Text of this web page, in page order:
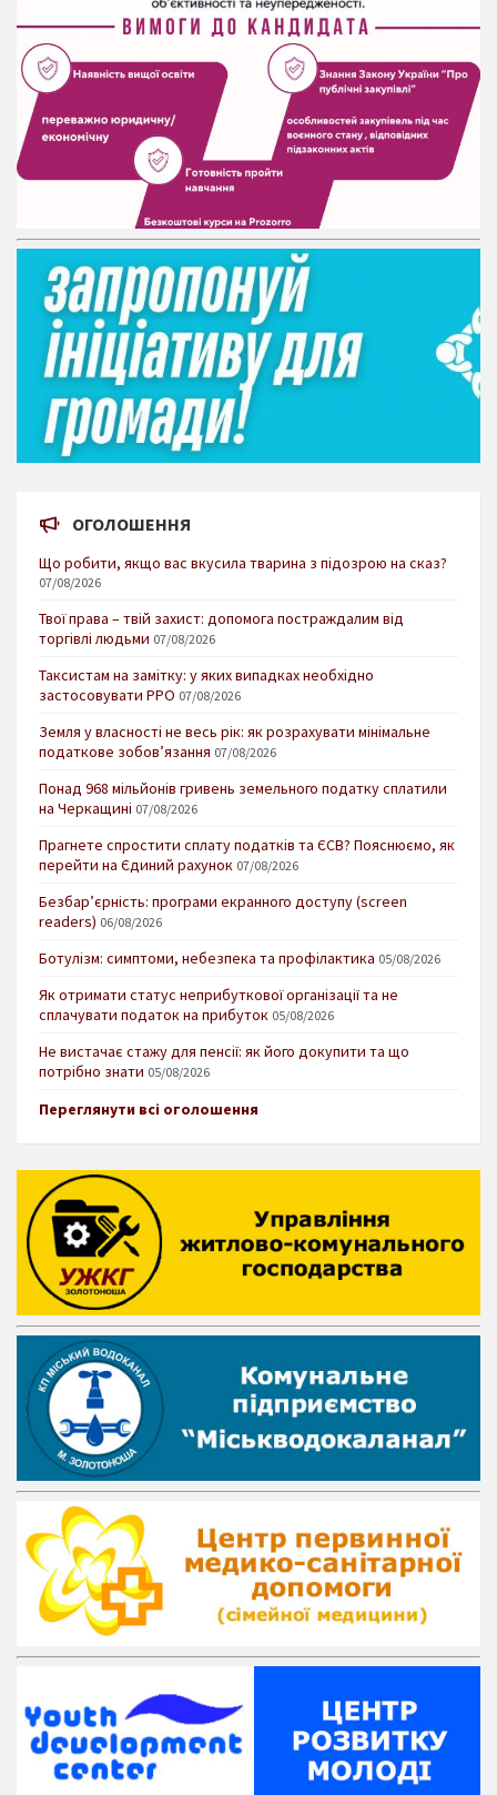
ОГОЛОШЕННЯ
Що робити, якщо вас вкусила тварина з підозрою на сказ?
07/08/2026
Твої права – твій захист: допомога постраждалим від
торгівлі людьми 07/08/2026
Таксистам на замітку: у яких випадках необхідно
застосовувати РРО 07/08/2026
Земля у власності не весь рік: як розрахувати мінімальне
податкове зобов’язання 07/08/2026
Понад 968 мільйонів гривень земельного податку сплатили
на Черкащині 07/08/2026
Прагнете спростити сплату податків та ЄСВ? Пояснюємо, як
перейти на Єдиний рахунок 07/08/2026
Безбар’єрність: програми екранного доступу (screen
readers) 06/08/2026
Ботулізм: симптоми, небезпека та профілактика 05/08/2026
Як отримати статус неприбуткової організації та не
сплачувати податок на прибуток 05/08/2026
Не вистачає стажу для пенсії: як його докупити та що
потрібно знати 05/08/2026
Переглянути всі оголошення